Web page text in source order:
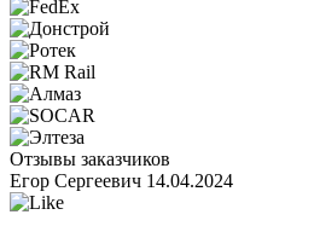
Отзывы заказчиков
Егор Сергеевич 14.04.2024